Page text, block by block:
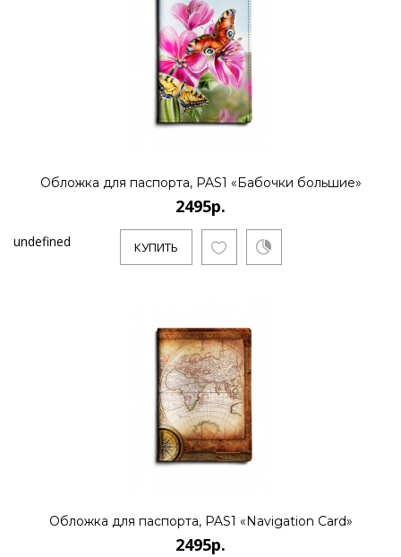
Обложка для паспорта, PAS1 «Бабочки большие»
2495р.
КУПИТЬ
undefined
Обложка для паспорта, PAS1 «Navigation Card»
2495р.